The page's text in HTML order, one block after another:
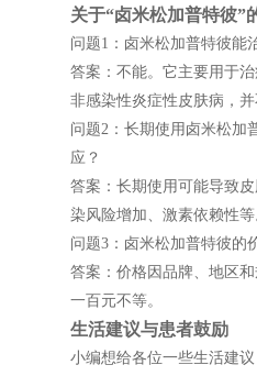
关于“卤米松加普特彼”
问题1：卤米松加普特彼能
答案：不能。它主要用于
非感染性炎症性皮肤病，并
问题2：长期使用卤米松加
应？
答案：长期使用可能导致
染风险增加、激素依赖性等
问题3：卤米松加普特彼的
答案：价格因品牌、地区
一百元不等。
生活建议与患者鼓励
小编想给各位一些生活建